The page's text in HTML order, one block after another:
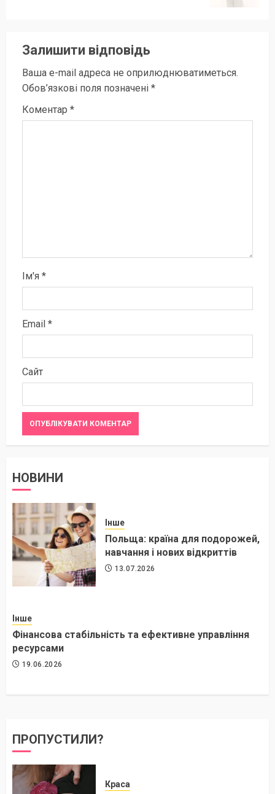
Залишити відповідь
Ваша e-mail адреса не оприлюднюватиметься.
Обов’язкові поля позначені *
Коментар *
Ім'я *
Email *
Сайт
НОВИНИ
Інше
Польща: країна для подорожей,
навчання і нових відкриттів
13.07.2026
Інше
Фінансова стабільність та ефективне управління
ресурсами
19.06.2026
ПРОПУСТИЛИ?
Краса